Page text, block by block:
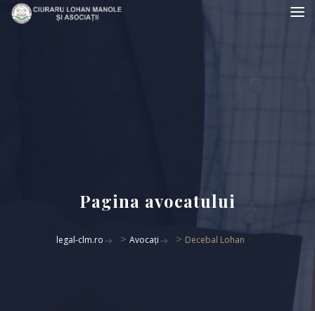
Pagina avocatului
legal-clm.ro > Avocați > Decebal Lohan